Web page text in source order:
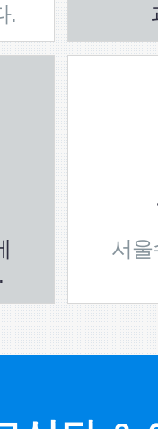
.
서